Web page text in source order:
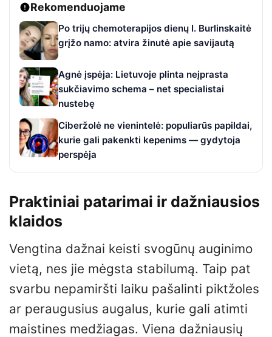
Rekomenduojame
Po trijų chemoterapijos dienų I. Burlinskaitė
grįžo namo: atvira žinutė apie savijautą
Agnė įspėja: Lietuvoje plinta neįprasta
sukčiavimo schema – net specialistai
nustebę
Ciberžolė ne vienintelė: populiarūs papildai,
kurie gali pakenkti kepenims — gydytoja
perspėja
Praktiniai patarimai ir dažniausios
klaidos
Vengtina dažnai keisti svogūnų auginimo
vietą, nes jie mėgsta stabilumą. Taip pat
svarbu nepamiršti laiku pašalinti piktžoles
ar peraugusius augalus, kurie gali atimti
maistines medžiagas. Viena dažniausių